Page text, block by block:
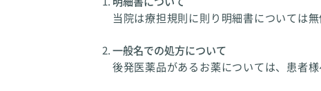
当院は療担規則に則り明細書については無
一般名での処方について
後発医薬品があるお薬については、患者